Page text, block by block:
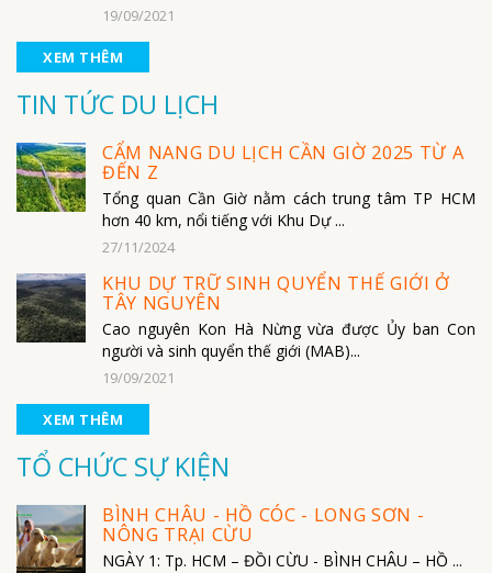
19/09/2021
XEM THÊM
TIN TỨC DU LỊCH
CẨM NANG DU LỊCH CẦN GIỜ 2025 TỪ A
ĐẾN Z
Tổng quan Cần Giờ nằm cách trung tâm TP HCM
hơn 40 km, nổi tiếng với Khu Dự ...
27/11/2024
KHU DỰ TRỮ SINH QUYỂN THẾ GIỚI Ở
TÂY NGUYÊN
Cao nguyên Kon Hà Nừng vừa được Ủy ban Con
người và sinh quyển thế giới (MAB)...
19/09/2021
XEM THÊM
TỔ CHỨC SỰ KIỆN
BÌNH CHÂU - HỒ CÓC - LONG SƠN -
NÔNG TRẠI CỪU
NGÀY 1: Tp. HCM – ĐỒI CỪU - BÌNH CHÂU – HỒ ...